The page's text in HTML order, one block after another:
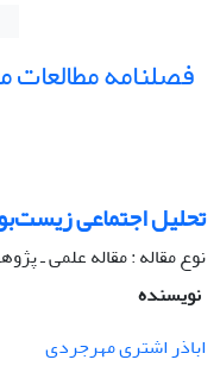
فصلنامه
تحلیل اجتماعی
نوع مقاله : مقاله علمی ـ
نویسنده
اباذر اشتری مهرجردی